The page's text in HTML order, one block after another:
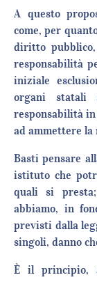
A questo
come, per
diritto
responsabilità
iniziale
organi statali
responsabilità
ad ammettere
Basti pensare
istituto che
quali si
abbiamo, in
previsti dalla
singoli, danno
È il principio,